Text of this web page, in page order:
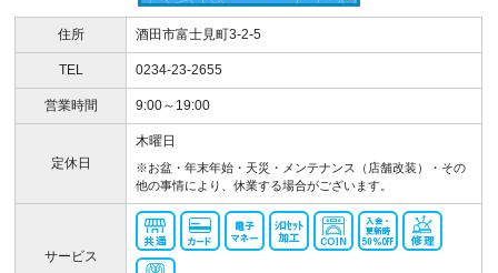
住所 酒田市富士見町3-2-5
TEL 0234-23-2655
営業時間 9:00～19:00
定休日
木曜日
※お盆・年末年始・天災・メンテナンス（店舗改装）・その
他の事情により、休業する場合がございます。
サービス